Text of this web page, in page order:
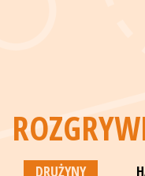
DRUŻYNY